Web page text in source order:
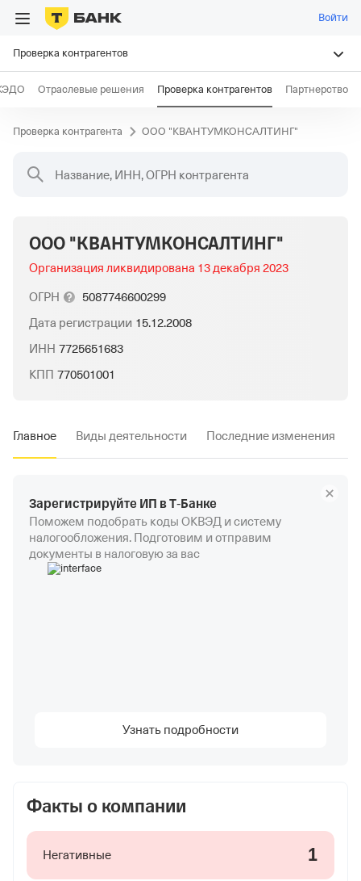
Войти
Проверка контрагентов
Отраслевые решения Проверка контрагентов Партнерство
Проверка контрагента ООО "КВАНТУМКОНСАЛТИНГ"
Название, ИНН, ОГРН контрагента
ООО "КВАНТУМКОНСАЛТИНГ"
Организация ликвидирована 13 декабря 2023
ОГРН
5087746600299
Дата регистрации 15.12.2008
ИНН 7725651683
КПП 770501001
Главное Виды деятельности Последние изменения
Зарегистрируйте ИП в Т‑Банке
Поможем подобрать коды ОКВЭД и систему
налогообложения. Подготовим и отправим
документы в налоговую за вас
Узнать подробности
Факты о компании
Негативные 1